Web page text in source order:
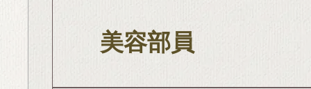
美容部員